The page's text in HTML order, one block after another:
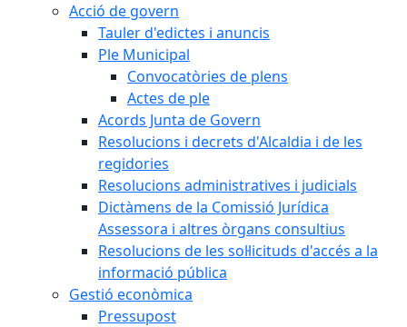
Acció de govern
Tauler d'edictes i anuncis
Ple Municipal
Convocatòries de plens
Actes de ple
Acords Junta de Govern
Resolucions i decrets d'Alcaldia i de les
regidories
Resolucions administratives i judicials
Dictàmens de la Comissió Jurídica
Assessora i altres òrgans consultius
Resolucions de les sol·licituds d'accés a la
informació pública
Gestió econòmica
Pressupost